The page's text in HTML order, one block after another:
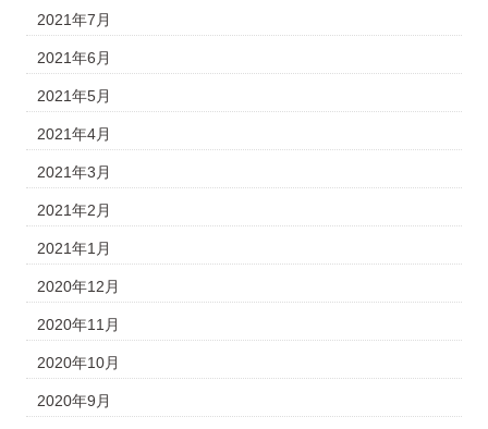
2021年7月
2021年6月
2021年5月
2021年4月
2021年3月
2021年2月
2021年1月
2020年12月
2020年11月
2020年10月
2020年9月